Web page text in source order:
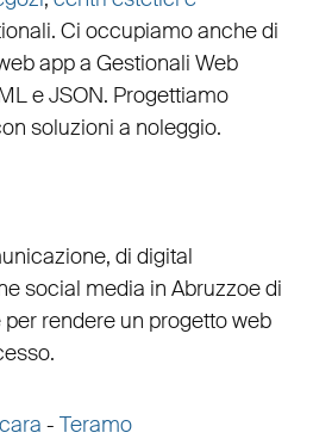
. Ci occupiamo anche di
appa Gestionali Web
eJSON. Progettiamo
soluzioni a noleggio.
, di digital
social media in Abruzzoe di
rendere un progetto web
- Teramo